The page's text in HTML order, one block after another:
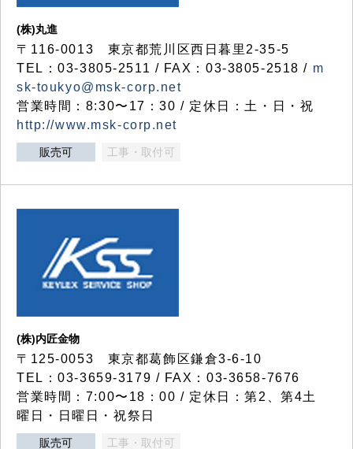
(株)丸進
〒116-0013 東京都荒川区西日暮里2-35-5
TEL：03-3805-2511 / FAX：03-3805-2518 / m
sk-toukyo@msk-corp.net
営業時間：8:30〜17：30 / 定休日：土・日・祝
http://www.msk-corp.net
販売可 工事・取付可
(株)内匠金物
〒125-0053 東京都葛飾区鎌倉3-6-10
TEL：03-3659-3179 / FAX：03-3658-7676
営業時間：7:00〜18：00 / 定休日：第2、第4土
曜日・日曜日・祝祭日
販売可 工事・取付可